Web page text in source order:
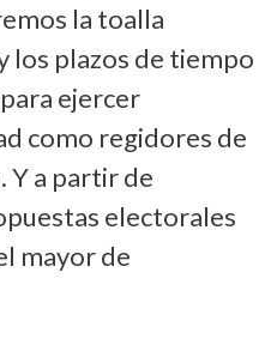
la toalla
los plazos de tiempo
ejercer
como regidores de
Y a partir de
electorales
mayor de